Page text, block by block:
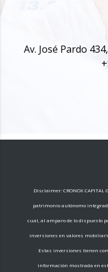
Av. José Pardo
Disclaimer: CRONOX
patrimonio autónomo
cual, al amparo de lo dispuesto
inversiones en valores
Estas inversiones tienen
información mostrada en